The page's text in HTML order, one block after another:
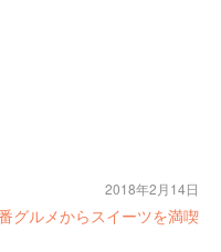
グルメからスイーツを満喫
2018年2月14日